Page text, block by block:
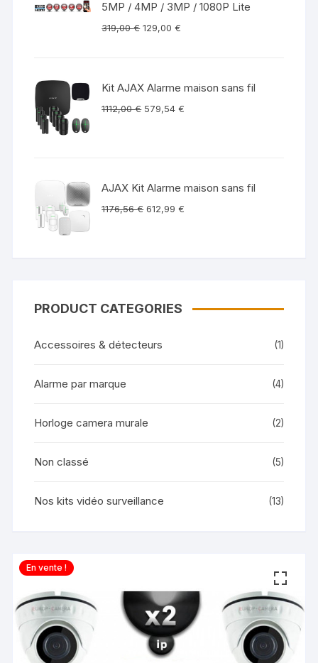
En vente !
5MP / 4MP / 3MP / 1080P Lite
319,00€ 129,00€
Kit AJAX Alarme maison sans fil
1112,00€ 579,54€
AJAX Kit Alarme maison sans fil
1176,56€ 612,99€
PRODUCT CATEGORIES
Accessoires & détecteurs (1)
Alarme par marque (4)
Horloge camera murale (2)
Non classé (5)
Nos kits vidéo surveillance (13)